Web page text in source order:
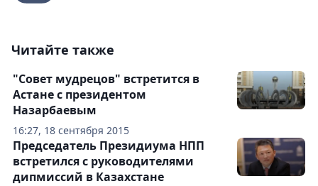
Читайте также
16:27, 18 сентября 2015
"Совет мудрецов" встретится в
Астане с президентом
Назарбаевым
Председатель Президиума НПП
встретился с руководителями
дипмиссий в Казахстане